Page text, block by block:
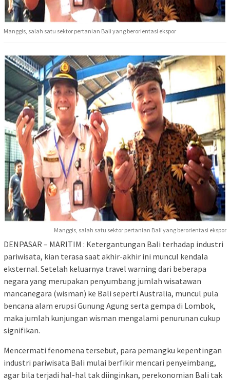
Manggis, salah satu sektor pertanian Bali yang berorientasi ekspor
Manggis, salah satu sektor pertanian Bali yang berorientasi ekspor
DENPASAR – MARITIM : Ketergantungan Bali terhadap industri
pariwisata, kian terasa saat akhir-akhir ini muncul kendala
eksternal. Setelah keluarnya travel warning dari beberapa
negara yang merupakan penyumbang jumlah wisatawan
mancanegara (wisman) ke Bali seperti Australia, muncul pula
bencana alam erupsi Gunung Agung serta gempa di Lombok,
maka jumlah kunjungan wisman mengalami penurunan cukup
signifikan.
Mencermati fenomena tersebut, para pemangku kepentingan
industri pariwisata Bali mulai berfikir mencari penyeimbang,
agar bila terjadi hal-hal tak diinginkan, perekonomian Bali tak